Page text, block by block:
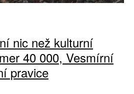
nic než kulturní
40 000, Vesmírní
pravice